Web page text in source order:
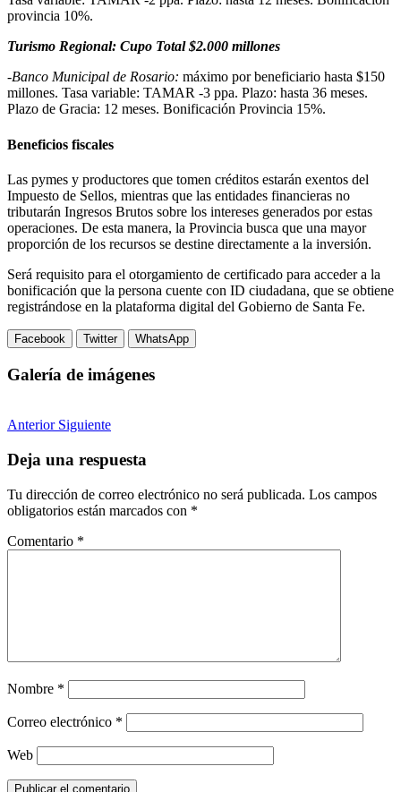
provincia 10%.
Turismo Regional: Cupo Total $2.000 millones
-Banco Municipal de Rosario: máximo por beneficiario hasta $150
millones. Tasa variable: TAMAR -3 ppa. Plazo: hasta 36 meses.
Plazo de Gracia: 12 meses. Bonificación Provincia 15%.
Beneficios fiscales
Las pymes y productores que tomen créditos estarán exentos del
Impuesto de Sellos, mientras que las entidades financieras no
tributarán Ingresos Brutos sobre los intereses generados por estas
operaciones. De esta manera, la Provincia busca que una mayor
proporción de los recursos se destine directamente a la inversión.
Será requisito para el otorgamiento de certificado para acceder a la
bonificación que la persona cuente con ID ciudadana, que se obtiene
registrándose en la plataforma digital del Gobierno de Santa Fe.
Facebook Twitter WhatsApp
Galería de imágenes
Anterior Siguiente
Deja una respuesta
Tu dirección de correo electrónico no será publicada. Los campos
obligatorios están marcados con *
Comentario *
Nombre *
Correo electrónico *
Web